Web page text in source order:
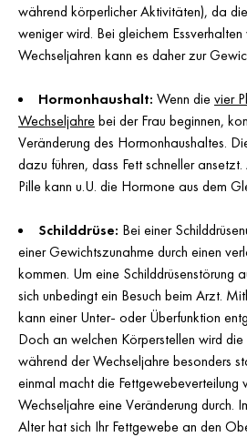
während körperlicher Aktivitäten), da
weniger wird. Bei gleichem
Wechseljahren kann es daher zur
Hormonhaushalt: Wenn dievier
Wechseljahrebei der Frau beginnen,
Veränderung des Hormonhaushaltes.
dazu führen, dass Fett schneller
Pille kann u.U. die Hormone aus dem
Schilddrüse: Bei einer
einer Gewichtszunahme durch einen
kommen. Um eine Schilddrüsenstörung
sich unbedingt ein Besuch beim Arzt.
kann einer Unter- oder Überfunktion
Doch an welchen Körperstellen wird
während der Wechseljahre besonders
einmal macht die Fettgewebeverteilung
Wechseljahre eine Veränderung durch.
Alter hat sich Ihr Fettgewebe an den